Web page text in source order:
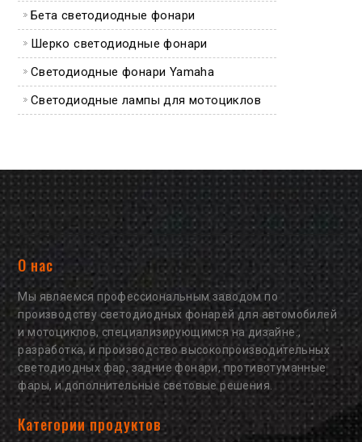
Бета светодиодные фонари
Шерко светодиодные фонари
Светодиодные фонари Yamaha
Светодиодные лампы для мотоциклов
О нас
Мы являемся профессиональным заводом по
производству светодиодных фонарей для автомобилей
и мотоциклов, специализирующимся на дизайне.,
разработка, и производство высокопроизводительных
светодиодных фар, задние фонари, противотуманные
фары, и дополнительные световые решения.
Категории продуктов